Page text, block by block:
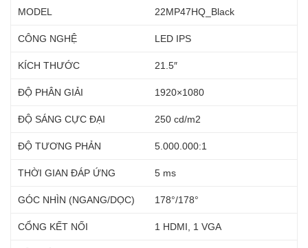
MODEL 22MP47HQ_Black
CÔNG NGHỆ LED IPS
KÍCH THƯỚC 21.5″
ĐỘ PHÂN GIẢI 1920×1080
ĐỘ SÁNG CỰC ĐẠI 250 cd/m2
ĐỘ TƯƠNG PHẢN 5.000.000:1
THỜI GIAN ĐÁP ỨNG 5 ms
GÓC NHÌN (NGANG/DỌC) 178°/178°
CỔNG KẾT NỐI 1 HDMI, 1 VGA